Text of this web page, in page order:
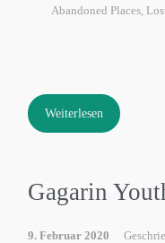
Abandoned Places,
Weiterlesen
Gagarin
9. Februar 2020